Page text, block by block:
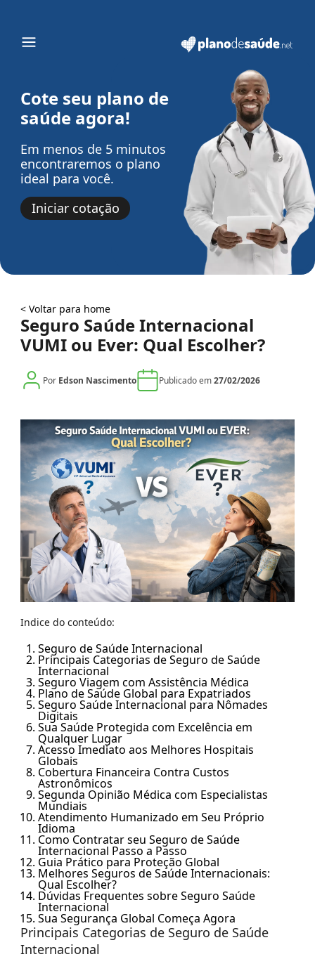
Cote seu plano de
saúde agora!
Em menos de 5 minutos
encontraremos o plano
ideal para você.
Iniciar cotação
< Voltar para home
Seguro Saúde Internacional
VUMI ou Ever: Qual Escolher?
Por Edson Nascimento Publicado em27/02/2026
Indice do conteúdo:
Seguro de Saúde Internacional
Principais Categorias de Seguro de Saúde
Internacional
Seguro Viagem com Assistência Médica
Plano de Saúde Global para Expatriados
Seguro Saúde Internacional para Nômades
Digitais
Sua Saúde Protegida com Excelência em
Qualquer Lugar
Acesso Imediato aos Melhores Hospitais
Globais
Cobertura Financeira Contra Custos
Astronômicos
Segunda Opinião Médica com Especialistas
Mundiais
Atendimento Humanizado em Seu Próprio
Idioma
Como Contratar seu Seguro de Saúde
Internacional Passo a Passo
Guia Prático para Proteção Global
Melhores Seguros de Saúde Internacionais:
Qual Escolher?
Dúvidas Frequentes sobre Seguro Saúde
Internacional
Sua Segurança Global Começa Agora
Principais Categorias de Seguro de Saúde
Internacional